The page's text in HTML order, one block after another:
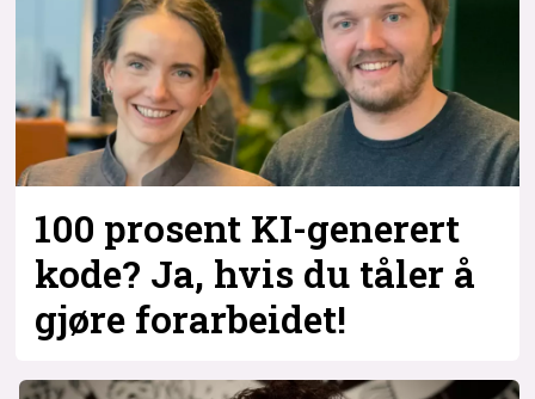
100 prosent KI-generert
kode? Ja, hvis du tåler å
gjøre forarbeidet!